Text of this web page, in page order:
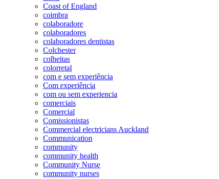
Coast of England
coimbra
colaboradore
colaboradores
colaboradores dentistas
Colchester
colheitas
colorretal
com e sem experiência
Com experiência
com ou sem experiencia
comerciais
Comercial
Comissionistas
Commercial electricians Auckland
Communication
community
community health
Community Nurse
community nurses